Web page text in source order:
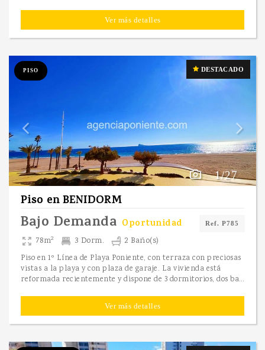
Ver más detalles
PISO DESTACADO
1/27
Ref. P785
Piso enBENIDORM
Bajo Demanda Oportunidad
78m2 3 Dorm. 2 Baño(s)
Piso en 1º Línea de Playa Poniente, con terraza con preciosas
vistas a la playa y con plaza de garaje. La vivienda está
reformada recientemente y dispone de 3 dormitorios, dos baños con ducha, salón cocina y terraza con fantásticas vistas al mar. Asímismo tiene plaza de garaje en el mismo edificio por lo que es muy cómodo. La ubicación es perfecta ya que está cerca de todos los servicios como tiendas, cafeterías, supermercados y enfrente de la playa. Contactar para más información de fechas disponibles y precios.
Ver más detalles